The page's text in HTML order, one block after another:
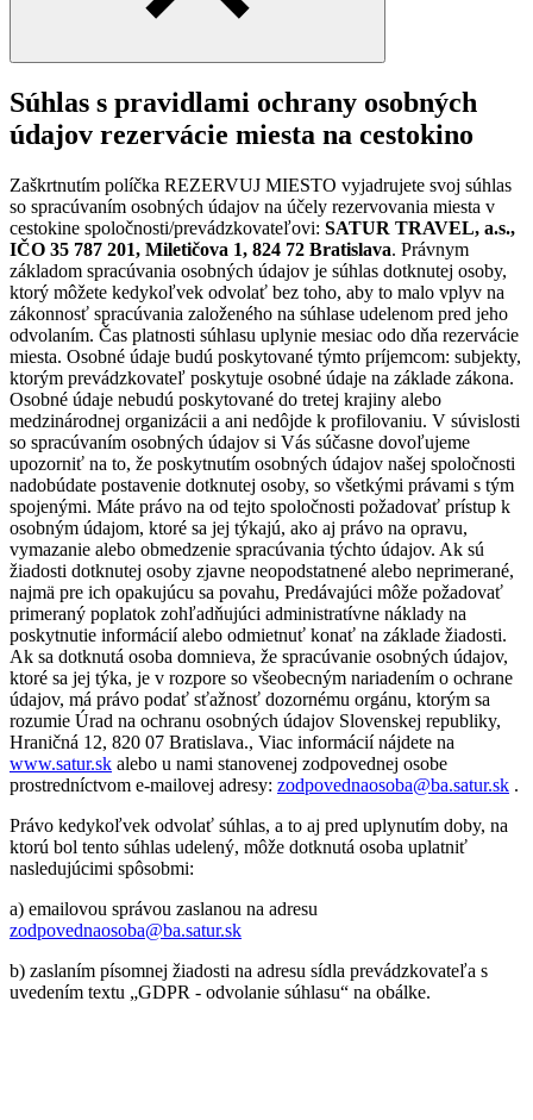
Súhlas s pravidlami ochrany osobných
údajov rezervácie miesta na cestokino
Zaškrtnutím políčka REZERVUJ MIESTO vyjadrujete svoj súhlas
so spracúvaním osobných údajov na účely rezervovania miesta v
cestokine spoločnosti/prevádzkovateľovi: SATUR TRAVEL, a.s.,
IČO 35 787 201, Miletičova 1, 824 72 Bratislava. Právnym
základom spracúvania osobných údajov je súhlas dotknutej osoby,
ktorý môžete kedykoľvek odvolať bez toho, aby to malo vplyv na
zákonnosť spracúvania založeného na súhlase udelenom pred jeho
odvolaním. Čas platnosti súhlasu uplynie mesiac odo dňa rezervácie
miesta. Osobné údaje budú poskytované týmto príjemcom: subjekty,
ktorým prevádzkovateľ poskytuje osobné údaje na základe zákona.
Osobné údaje nebudú poskytované do tretej krajiny alebo
medzinárodnej organizácii a ani nedôjde k profilovaniu. V súvislosti
so spracúvaním osobných údajov si Vás súčasne dovoľujeme
upozorniť na to, že poskytnutím osobných údajov našej spoločnosti
nadobúdate postavenie dotknutej osoby, so všetkými právami s tým
spojenými. Máte právo na od tejto spoločnosti požadovať prístup k
osobným údajom, ktoré sa jej týkajú, ako aj právo na opravu,
vymazanie alebo obmedzenie spracúvania týchto údajov. Ak sú
žiadosti dotknutej osoby zjavne neopodstatnené alebo neprimerané,
najmä pre ich opakujúcu sa povahu, Predávajúci môže požadovať
primeraný poplatok zohľadňujúci administratívne náklady na
poskytnutie informácií alebo odmietnuť konať na základe žiadosti.
Ak sa dotknutá osoba domnieva, že spracúvanie osobných údajov,
ktoré sa jej týka, je v rozpore so všeobecným nariadením o ochrane
údajov, má právo podať sťažnosť dozornému orgánu, ktorým sa
rozumie Úrad na ochranu osobných údajov Slovenskej republiky,
Hraničná 12, 820 07 Bratislava., Viac informácií nájdete na
www.satur.sk alebo u nami stanovenej zodpovednej osobe
prostredníctvom e-mailovej adresy: zodpovednaosoba@ba.satur.sk .
Právo kedykoľvek odvolať súhlas, a to aj pred uplynutím doby, na
ktorú bol tento súhlas udelený, môže dotknutá osoba uplatniť
nasledujúcimi spôsobmi:
a) emailovou správou zaslanou na adresu
zodpovednaosoba@ba.satur.sk
b) zaslaním písomnej žiadosti na adresu sídla prevádzkovateľa s
uvedením textu „GDPR - odvolanie súhlasu“ na obálke.